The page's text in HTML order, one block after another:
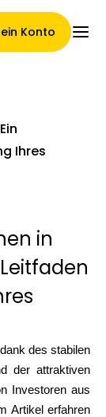
Konto
Ihres
in
des stabilen
der attraktiven
Investoren aus
Artikel erfahren